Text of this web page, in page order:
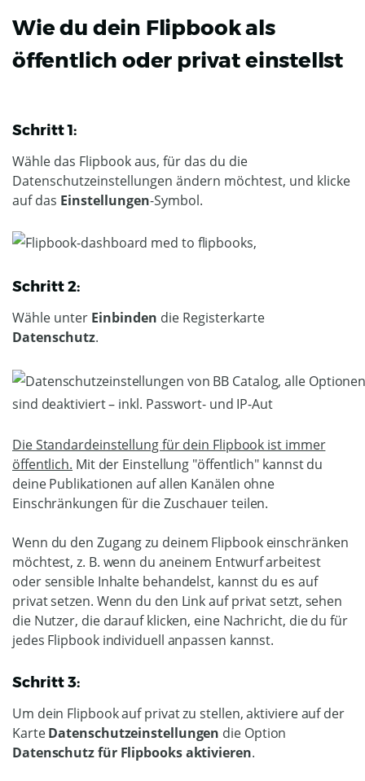
Wie du dein Flipbook als
öffentlich oder privat einstellst
Schritt 1:
Wähle das Flipbook aus, für das du die
Datenschutzeinstellungen ändern möchtest, und klicke
auf das Einstellungen-Symbol.
Schritt 2:
Wähle unter Einbinden die Registerkarte
Datenschutz.
Die Standardeinstellung für dein Flipbook ist immer
öffentlich. Mit der Einstellung "öffentlich" kannst du
deine Publikationen auf allen Kanälen ohne
Einschränkungen für die Zuschauer teilen.
Wenn du den Zugang zu deinem Flipbook einschränken
möchtest, z. B. wenn du aneinem Entwurf arbeitest
oder sensible Inhalte behandelst, kannst du es auf
privat setzen. Wenn du den Link auf privat setzt, sehen
die Nutzer, die darauf klicken, eine Nachricht, die du für
jedes Flipbook individuell anpassen kannst.
Schritt 3:
Um dein Flipbook auf privat zu stellen, aktiviere auf der
KarteDatenschutzeinstellungen die Option
Datenschutz für Flipbooks aktivieren.